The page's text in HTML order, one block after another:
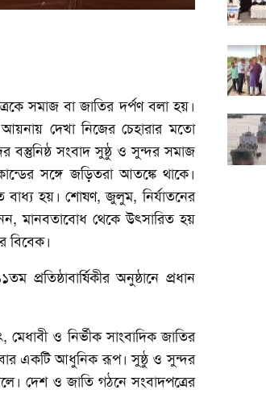
সমাজ বা জাতির দর্পণ বলা হয়।
দেখা নিজের চেহারার মতো
বস্তুনিষ্ঠ সংবাদ সুষ্ঠু ও সুন্দর সমাজ
সঙ্গে জড়িতরা আতঙ্কে থাকে।
বাধ্য হয়। শোষণ, জুলুম, নির্যাতনের
মানবতাবোধ থেকে উৎসারিত হয়
বিবেক।
অনুষ্ঠানে প্রধান
ও নির্ভীক সাংবাদিক জাতির
একটি আধুনিক রূপ। সুষ্ঠু ও সুন্দর
দেশ ও জাতি গঠনে সংবাদপত্রের